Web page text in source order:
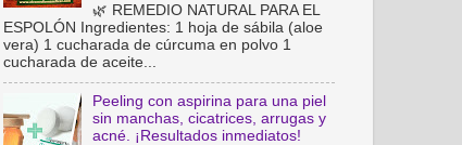
🌿 REMEDIO NATURAL PARA EL
ESPOLÓN Ingredientes: 1 hoja de sábila (aloe
vera) 1 cucharada de cúrcuma en polvo 1
cucharada de aceite...
Peeling con aspirina para una piel
sin manchas, cicatrices, arrugas y
acné. ¡Resultados inmediatos!